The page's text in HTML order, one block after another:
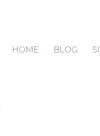
HOME BLOG